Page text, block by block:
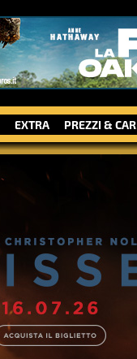
EXTRA PREZZI &